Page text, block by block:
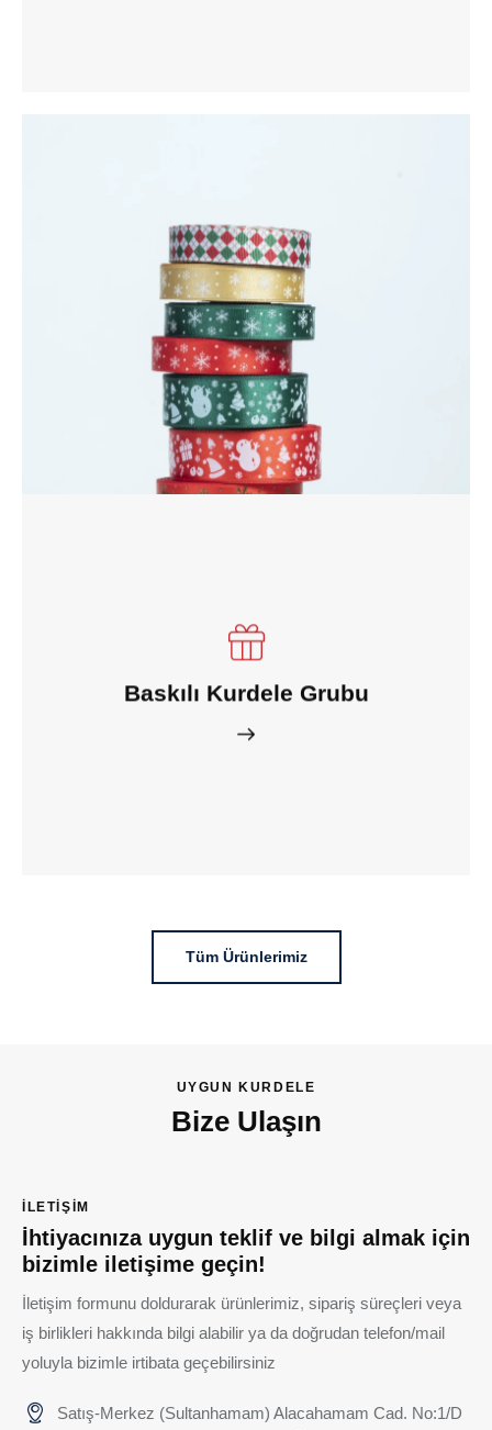
Baskılı Kurdele Grubu
Tüm Ürünlerimiz
UYGUN KURDELE
Bize Ulaşın
İLETIŞIM
İhtiyacınıza uygun teklif ve bilgi almak için
bizimle iletişime geçin!
İletişim formunu doldurarak ürünlerimiz, sipariş süreçleri veya
iş birlikleri hakkında bilgi alabilir ya da doğrudan telefon/mail
yoluyla bizimle irtibata geçebilirsiniz
Satış-Merkez (Sultanhamam) Alacahamam Cad. No:1/D